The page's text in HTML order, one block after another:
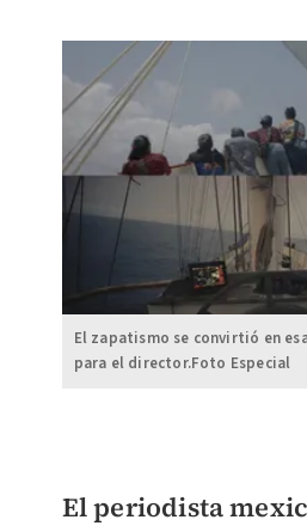
El zapatismo se convirtió en
para el director.Foto Especial
El periodista